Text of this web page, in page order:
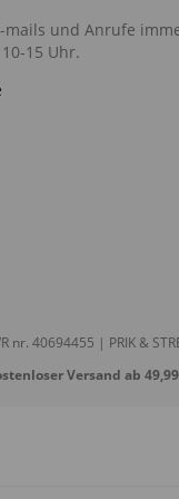
mails und Anrufe
15 Uhr.
nr. 40694455 | PRIK &
Versand ab